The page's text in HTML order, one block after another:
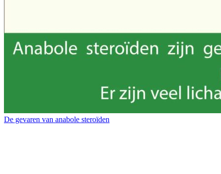
De gevaren van anabole steroïden